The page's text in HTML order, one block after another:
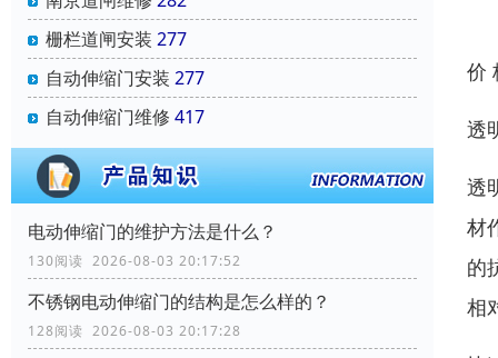
栅栏道闸安装 277
自动伸缩门安装 277
自动伸缩门维修 417
电动伸缩门的维护方法是什么？
130阅读 2026-08-03 20:17:52
不锈钢电动伸缩门的结构是怎么样的？
128阅读 2026-08-03 20:17:28
价
透
透
材
的
相